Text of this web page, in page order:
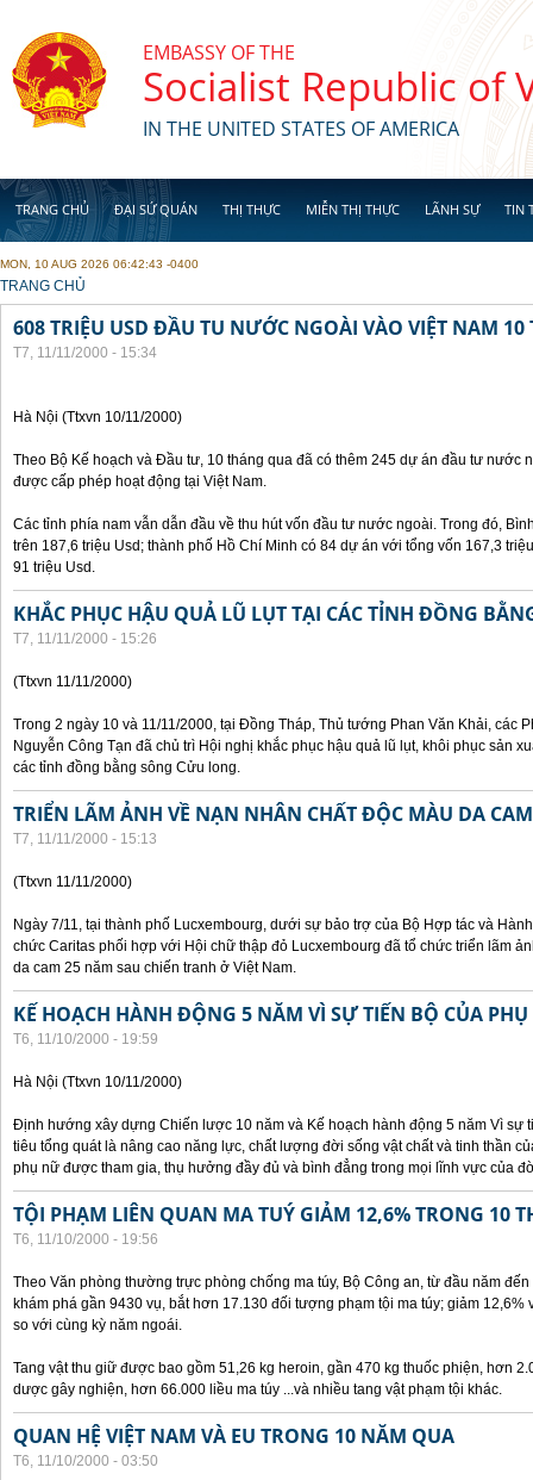
EMBASSY OF THE
Socialist Republic of
IN THE UNITED STATES OF AMERICA
TRANG CHỦ ĐẠI SỨ QUÁN THỊ THỰC MIỄN THỊ THỰC LÃNH SỰ TIN
MON, 10 AUG 2026 06:42:43 -0400
YOU ARE HERE
TRANG CHỦ
608 TRIỆU USD ĐẦU TU NƯỚC NGOÀI VÀO VIỆT NAM 10
T7, 11/11/2000 - 15:34
Hà Nội (Ttxvn 10/11/2000)
Theo Bộ Kế hoạch và Đầu tư, 10 tháng qua đã có thêm 245 dự án đầu tư nước
được cấp phép hoạt động tại Việt Nam.
Các tỉnh phía nam vẫn dẫn đầu về thu hút vốn đầu tư nước ngoài. Trong đó,
trên 187,6 triệu Usd; thành phố Hồ Chí Minh có 84 dự án với tổng vốn 167,3
91 triệu Usd.
KHẮC PHỤC HẬU QUẢ LŨ LỤT TẠI CÁC TỈNH ĐỒNG
T7, 11/11/2000 - 15:26
(Ttxvn 11/11/2000)
Trong 2 ngày 10 và 11/11/2000, tại Đồng Tháp, Thủ tướng Phan Văn Khải, các
Nguyễn Công Tạn đã chủ trì Hội nghị khắc phục hậu quả lũ lụt, khôi phục sản
các tỉnh đồng bằng sông Cửu long.
TRIỂN LÃM ẢNH VỀ NẠN NHÂN CHẤT ĐỘC MÀU DA CAM
T7, 11/11/2000 - 15:13
(Ttxvn 11/11/2000)
Ngày 7/11, tại thành phố Lucxembourg, dưới sự bảo trợ của Bộ Hợp tác và
chức Caritas phối hợp với Hội chữ thập đỏ Lucxembourg đã tổ chức triển lãm
da cam 25 năm sau chiến tranh ở Việt Nam.
KẾ HOẠCH HÀNH ĐỘNG 5 NĂM VÌ SỰ TIẾN BỘ CỦA
T6, 11/10/2000 - 19:59
Hà Nội (Ttxvn 10/11/2000)
Định hướng xây dựng Chiến lược 10 năm và Kế hoạch hành động 5 năm Vì sự
tiêu tổng quát là nâng cao năng lực, chất lượng đời sống vật chất và tinh thần
phụ nữ được tham gia, thụ hưởng đầy đủ và bình đẳng trong mọi lĩnh vực của
TỘI PHẠM LIÊN QUAN MA TUÝ GIẢM 12,6% TRONG 10
T6, 11/10/2000 - 19:56
Theo Văn phòng thường trực phòng chống ma túy, Bộ Công an, từ đầu năm
khám phá gần 9430 vụ, bắt hơn 17.130 đối tượng phạm tội ma túy; giảm 12,6%
so với cùng kỳ năm ngoái.
Tang vật thu giữ được bao gồm 51,26 kg heroin, gần 470 kg thuốc phiện, hơn
dược gây nghiện, hơn 66.000 liều ma túy ...và nhiều tang vật phạm tội khác.
QUAN HỆ VIỆT NAM VÀ EU TRONG 10 NĂM QUA
T6, 11/10/2000 - 03:50